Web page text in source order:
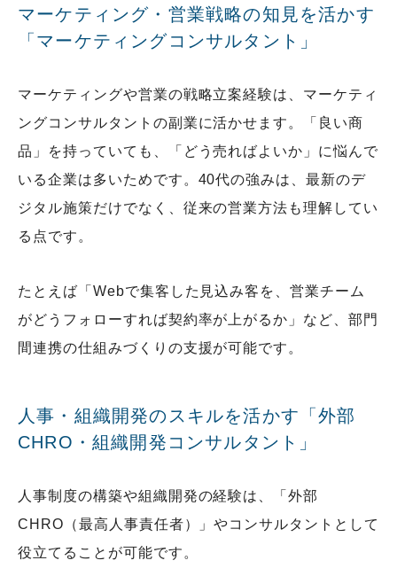
マーケティング・営業戦略の知見を活かす
「マーケティングコンサルタント」
マーケティングや営業の戦略立案経験は、マーケティ
ングコンサルタントの副業に活かせます。「良い商
品」を持っていても、「どう売ればよいか」に悩んで
いる企業は多いためです。40代の強みは、最新のデ
ジタル施策だけでなく、従来の営業方法も理解してい
る点です。
たとえば「Webで集客した見込み客を、営業チーム
がどうフォローすれば契約率が上がるか」など、部門
間連携の仕組みづくりの支援が可能です。
人事・組織開発のスキルを活かす「外部
CHRO・組織開発コンサルタント」
人事制度の構築や組織開発の経験は、「外部
CHRO（最高人事責任者）」やコンサルタントとして
役立てることが可能です。